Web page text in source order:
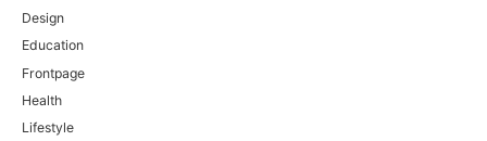
Design
Education
Frontpage
Health
Lifestyle